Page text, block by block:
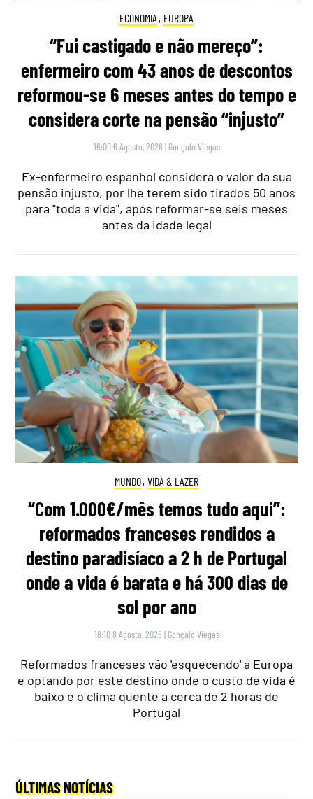
ECONOMIA , EUROPA
“Fui castigado e não mereço”:
enfermeiro com 43 anos de descontos
reformou-se 6 meses antes do tempo e
considera corte na pensão “injusto”
16:00 6 Agosto, 2026 | Gonçalo Viegas
Ex-enfermeiro espanhol considera o valor da sua
pensão injusto, por lhe terem sido tirados 50 anos
para "toda a vida", após reformar-se seis meses
antes da idade legal
MUNDO, VIDA & LAZER
“Com 1.000€/mês temos tudo aqui”:
reformados franceses rendidos a
destino paradisíaco a 2 h de Portugal
onde a vida é barata e há 300 dias de
sol por ano
18:10 8 Agosto, 2026 | Gonçalo Viegas
Reformados franceses vão 'esquecendo' a Europa
e optando por este destino onde o custo de vida é
baixo e o clima quente a cerca de 2 horas de
Portugal
ÚLTIMAS NOTÍCIAS